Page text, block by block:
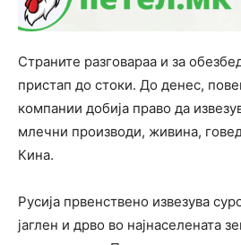
Страните разговараа и за
пристап до стоки. До денес,
компании добија право да
млечни производи, живина,
Кина.
Русија првенствено извезува
јаглен и дрво во најнаселената